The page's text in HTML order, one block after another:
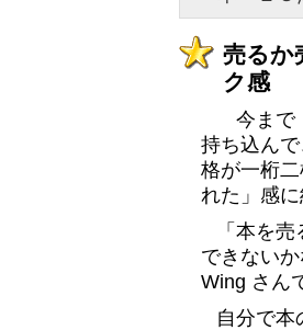
売るか
ク感
今まで
持ち込ん
格が一桁
れた」感
「本を
できない
Wing さん
自分で本